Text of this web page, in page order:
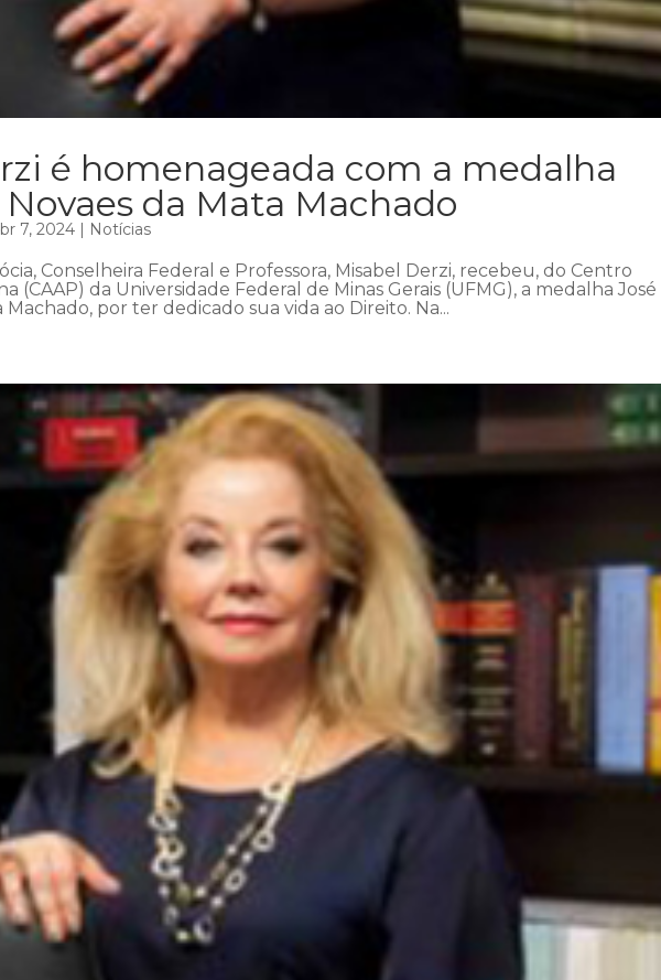
é homenageada com a medalha
Novaes da Mata Machado
7, 2024 | Notícias
Conselheira Federal e Professora, Misabel Derzi, recebeu, do Centro
(CAAP) da Universidade Federal de Minas Gerais (UFMG), a medalha José
Machado, por ter dedicado sua vida ao Direito. Na...